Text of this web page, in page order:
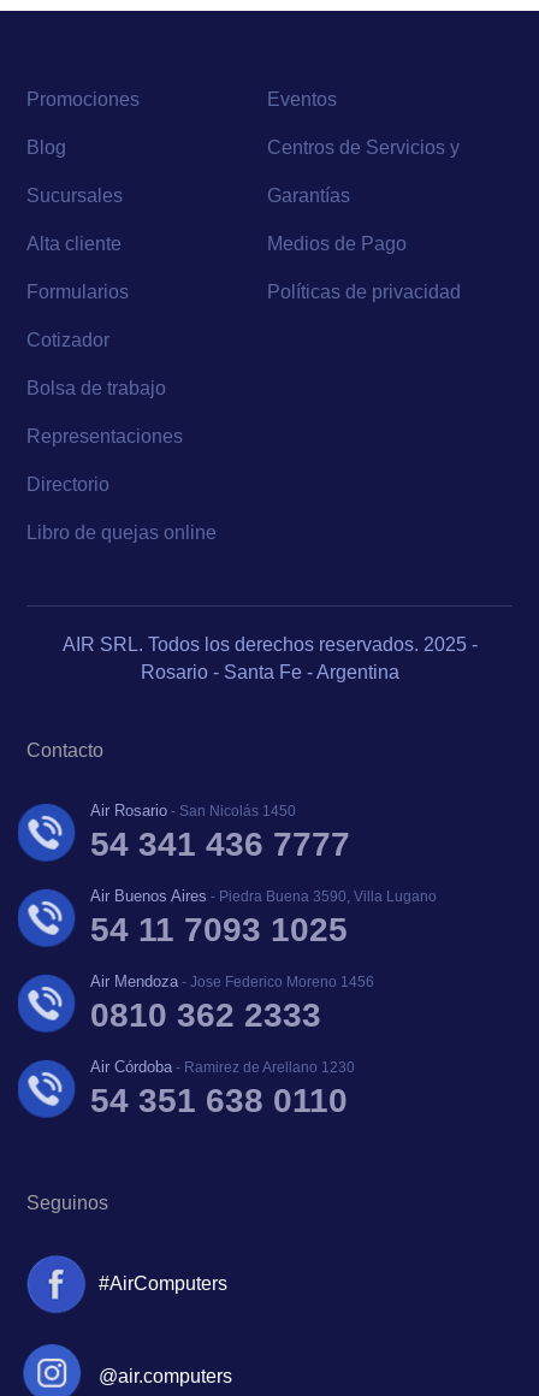
Promociones
Blog
Sucursales
Alta cliente
Formularios
Eventos
Centros de Servicios y
Garantías
Medios de Pago
Políticas de privacidad
Cotizador
Bolsa de trabajo
Representaciones
Directorio
Libro de quejas online
AIR SRL. Todos los derechos reservados. 2025 -
Rosario - Santa Fe - Argentina
Contacto
Air Rosario - San Nicolás 1450
54 341 436 7777
Air Buenos Aires - Piedra Buena 3590, Villa Lugano
54 11 7093 1025
Air Mendoza - Jose Federico Moreno 1456
0810 362 2333
Air Córdoba - Ramirez de Arellano 1230
54 351 638 0110
Seguinos
#AirComputers
@air.computers